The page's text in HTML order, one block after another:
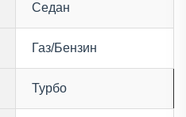
Седан
Газ/Бензин
Турбо